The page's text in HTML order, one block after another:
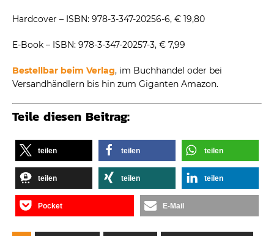
Hardcover – ISBN: 978-3-347-20256-6, € 19,80
E-Book – ISBN: 978-3-347-20257-3, € 7,99
Bestellbar beim Verlag, im Buchhandel oder bei
Versandhändlern bis hin zum Giganten Amazon.
Teile diesen Beitrag:
teilen teilen teilen
teilen teilen teilen
Pocket E-Mail